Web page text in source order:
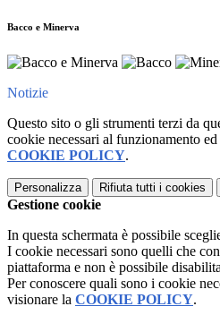
Bacco e Minerva
Notizie
Questo sito o gli strumenti terzi da
cookie necessari al funzionamento
COOKIE POLICY.
Personalizza Rifiuta tutti i cookies
Gestione cookie
In questa schermata è possibile
I cookie necessari sono quelli che
piattaforma e non è possibile
Per conoscere quali sono i cookie
visionare la COOKIE POLICY.